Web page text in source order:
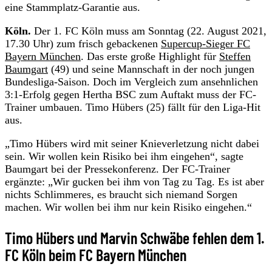
eine Stammplatz-Garantie aus.
Köln. Der 1. FC Köln muss am Sonntag (22. August 2021,
17.30 Uhr) zum frisch gebackenen Supercup-Sieger FC
Bayern München. Das erste große Highlight für Steffen
Baumgart (49) und seine Mannschaft in der noch jungen
Bundesliga-Saison. Doch im Vergleich zum ansehnlichen
3:1-Erfolg gegen Hertha BSC zum Auftakt muss der FC-
Trainer umbauen. Timo Hübers (25) fällt für den Liga-Hit
aus.
„Timo Hübers wird mit seiner Knieverletzung nicht dabei
sein. Wir wollen kein Risiko bei ihm eingehen“, sagte
Baumgart bei der Pressekonferenz. Der FC-Trainer
ergänzte: „Wir gucken bei ihm von Tag zu Tag. Es ist aber
nichts Schlimmeres, es braucht sich niemand Sorgen
machen. Wir wollen bei ihm nur kein Risiko eingehen.“
Timo Hübers und Marvin Schwäbe fehlen dem 1.
FC Köln beim FC Bayern München